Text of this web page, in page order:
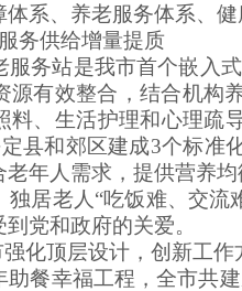
系、养老服务体系、
供给增量提质
站是我市首个嵌入式
源有效整合，结合机构
料、生活护理和心理疏
县和郊区建成3个标准
年人需求，提供营养
独居老人“吃饭难、交
党和政府的关爱。
顶层设计，创新工作
助餐幸福工程，全市共